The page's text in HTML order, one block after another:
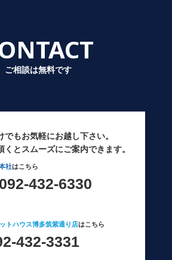
ご相談は無料です
でもお気軽にお越し下さい。
くとスムーズにご案内できます。
社はこちら
092-432-6330
トハウス博多筑紫通り店はこちら
432-3331